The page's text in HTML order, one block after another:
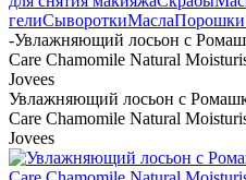
гелиСывороткиМаслаПорошки
-Увлажняющий лосьон с
Care Chamomile Natural
Jovees
Увлажняющий лосьон с
Care Chamomile Natural
Jovees